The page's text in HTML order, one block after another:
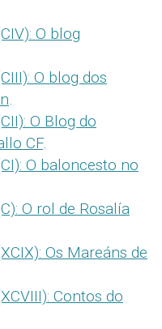
O blog
O blog dos
.
O Blog do
CF.
O baloncesto no
O rol de Rosalía
Os Mareáns de
Contos do